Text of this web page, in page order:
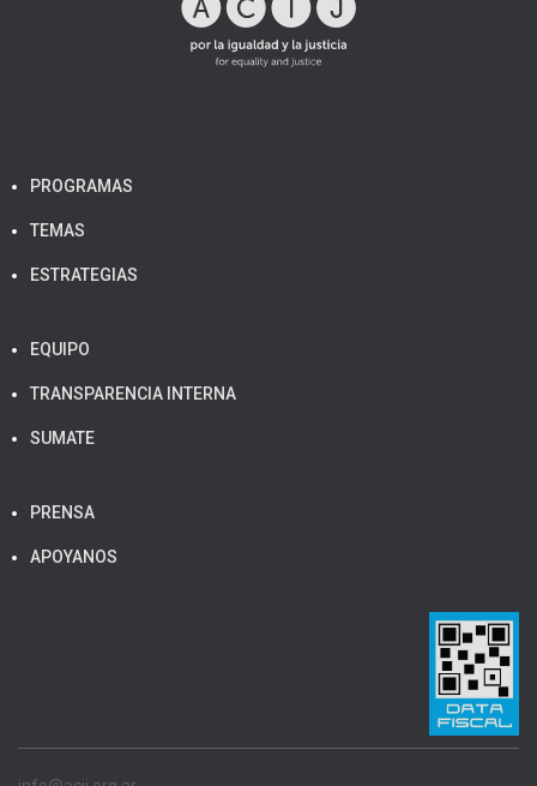
PROGRAMAS
TEMAS
ESTRATEGIAS
EQUIPO
TRANSPARENCIA INTERNA
SUMATE
PRENSA
APOYANOS